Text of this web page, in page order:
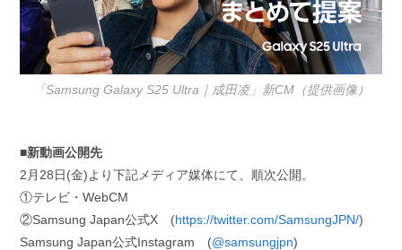
「Samsung Galaxy S25 Ultra｜成田凌」新CM（提供画像）
■新動画公開先
2月28日(金)より下記メディア媒体にて、順次公開。
①テレビ・WebCM
②Samsung Japan公式X (https://twitter.com/SamsungJPN/)
Samsung Japan公式Instagram (@samsungjpn)